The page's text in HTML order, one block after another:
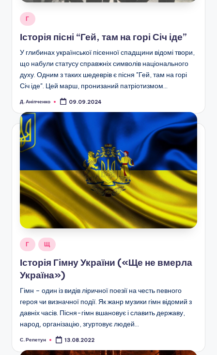
Опубліковано
Г
Історія пісні “Гей, там на горі Січ іде”
У глибинах української пісенної спадщини відомі твори,
що набули статусу справжніх символів національного
духу. Одним з таких шедеврів є пісня "Гей, там на горі
Січ іде". Цей марш, пронизаний патріотизмом…
Опубліковано
Д. Аніпченко 09.09.2024
Опубліковано
Г Щ
Історія Гімну України («Ще не вмерла
Україна»)
Гімн – один із видів ліричної поезії на честь певного
героя чи визначної події. Як жанр музики гімн відомий з
давніх часів. Пісня-гімн вшановує і славить державу,
народ, організацію, згуртовує людей…
Опубліковано
С. Репетун 13.08.2022